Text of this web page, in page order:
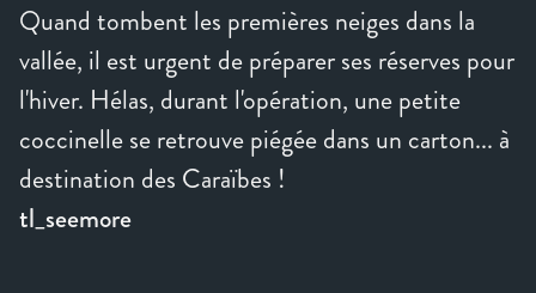
Quand tombent les premières neiges dans la
vallée, il est urgent de préparer ses réserves pour
l'hiver. Hélas, durant l'opération, une petite
coccinelle se retrouve piégée dans un carton... à
destination des Caraïbes !
tl_seemore